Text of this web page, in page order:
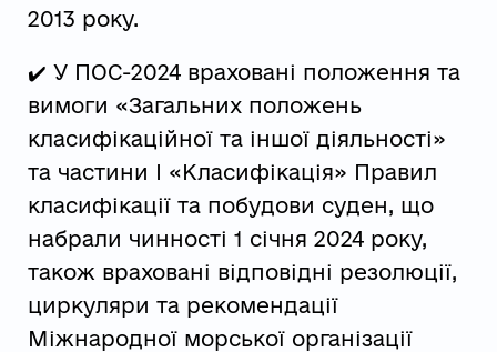
2013 року.
✔️ У ПОС-2024 враховані положення та
вимоги «Загальних положень
класифікаційної та іншої діяльності»
та частини І «Класифікація» Правил
класифікації та побудови суден, що
набрали чинності 1 січня 2024 року,
також враховані відповідні резолюції,
циркуляри та рекомендації
Міжнародної морської організації